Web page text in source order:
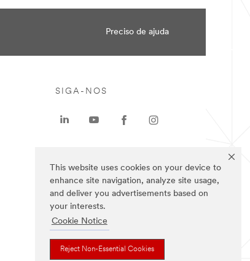
This website uses cookies on your device to
enhance site navigation, analyze site usage,
and deliver you advertisements based on
your interests.
Cookie Notice
Reject Non-Essential Cookies
Preciso de ajuda
SIGA-NOS